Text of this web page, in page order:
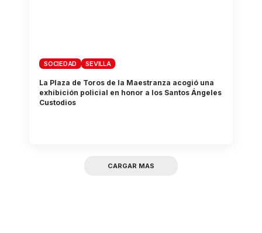
SOCIEDAD SEVILLA
La Plaza de Toros de la Maestranza acogió una
exhibición policial en honor a los Santos Ángeles
Custodios
CARGAR MAS